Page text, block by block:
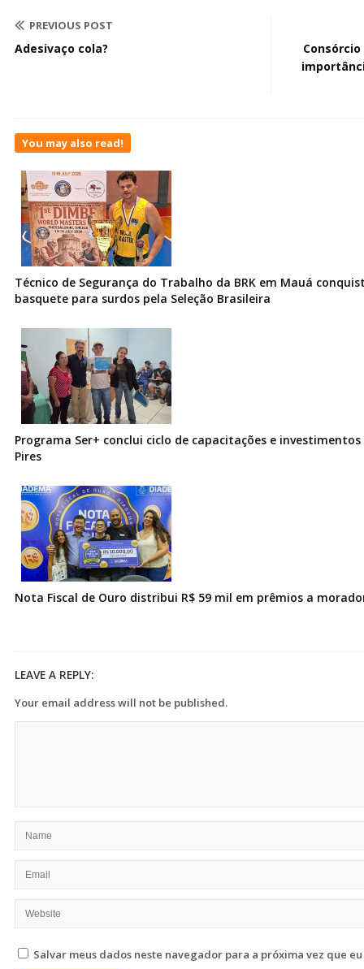
PREVIOUS POST
Adesivaço cola?
You may also read!
Técnico de Segurança do Trabalho da BRK em Mauá
basquete para surdos pela Seleção Brasileira
Programa Ser+ conclui ciclo de capacitações e
Pires
Nota Fiscal de Ouro distribui R$ 59 mil em prêmios a
LEAVE A REPLY:
Your email address will not be published.
Salvar meus dados neste navegador para a próxima vez que